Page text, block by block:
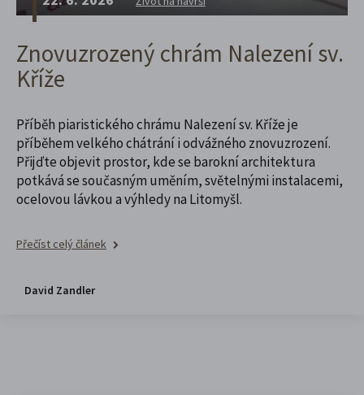
Znovuzrozený chrám Nalezení sv.
Kříže
Příběh piaristického chrámu Nalezení sv. Kříže je
příběhem velkého chátrání i odvážného znovuzrození.
Přijďte objevit prostor, kde se barokní architektura
potkává se současným uměním, světelnými instalacemi,
ocelovou lávkou a výhledy na Litomyšl.
Přečíst celý článek
David Zandler